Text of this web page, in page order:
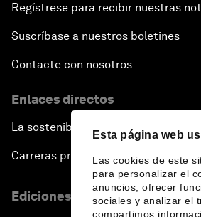
Esta página web
Las cookies de este
para personalizar el
anuncios, ofrecer
sociales y analizar el
compartimos
Regístrese para recibir nuestras
Suscríbase a nuestros boletines
Contacte con nosotros
Enlaces directos
La sostenibilidad en el Foro
Carreras profesionales
Ediciones en otros idiomas